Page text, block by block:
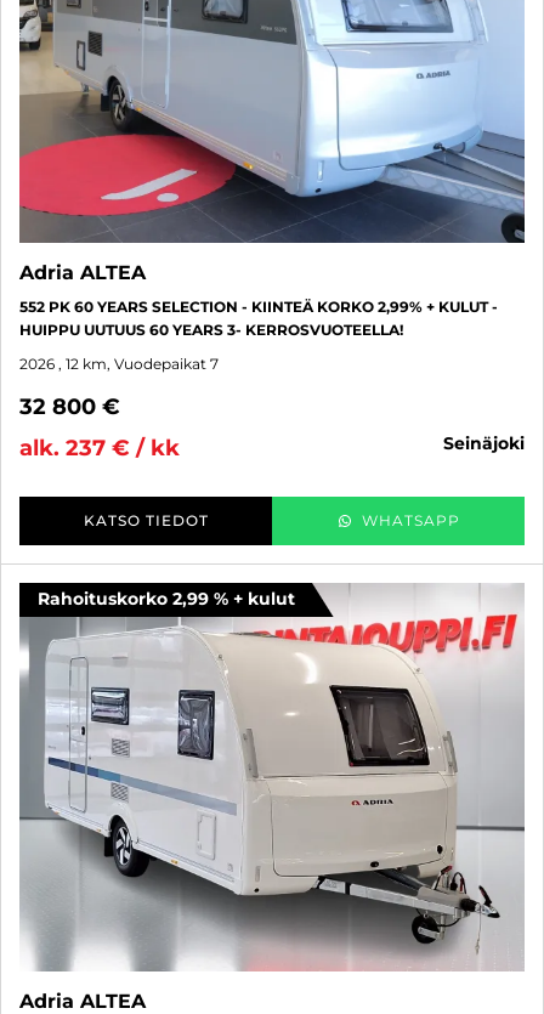
Adria ALTEA
552 PK 60 YEARS SELECTION - KIINTEÄ KORKO 2,99% + KULUT -
HUIPPU UUTUUS 60 YEARS 3- KERROSVUOTEELLA!
2026 , 12 km, Vuodepaikat 7
32 800 €
alk. 237 € / kk
seinäjoki
KATSO TIEDOT WHATSAPP
Rahoituskorko 2,99 % + kulut
Adria ALTEA